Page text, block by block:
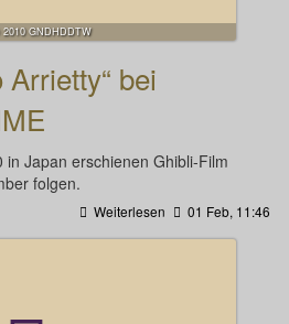
GNDHDDTW
bei
Japan erschienen Ghibli-Film
folgen.
Weiterlesen 01 Feb, 11:46